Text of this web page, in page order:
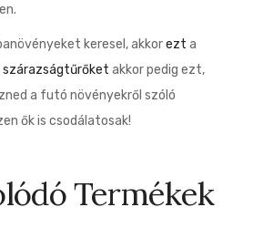
keresel, akkorezt a
szárazságtűrőket akkor pedig ezt,
a futó növényekről szóló
ők is csodálatosak!
Termékek